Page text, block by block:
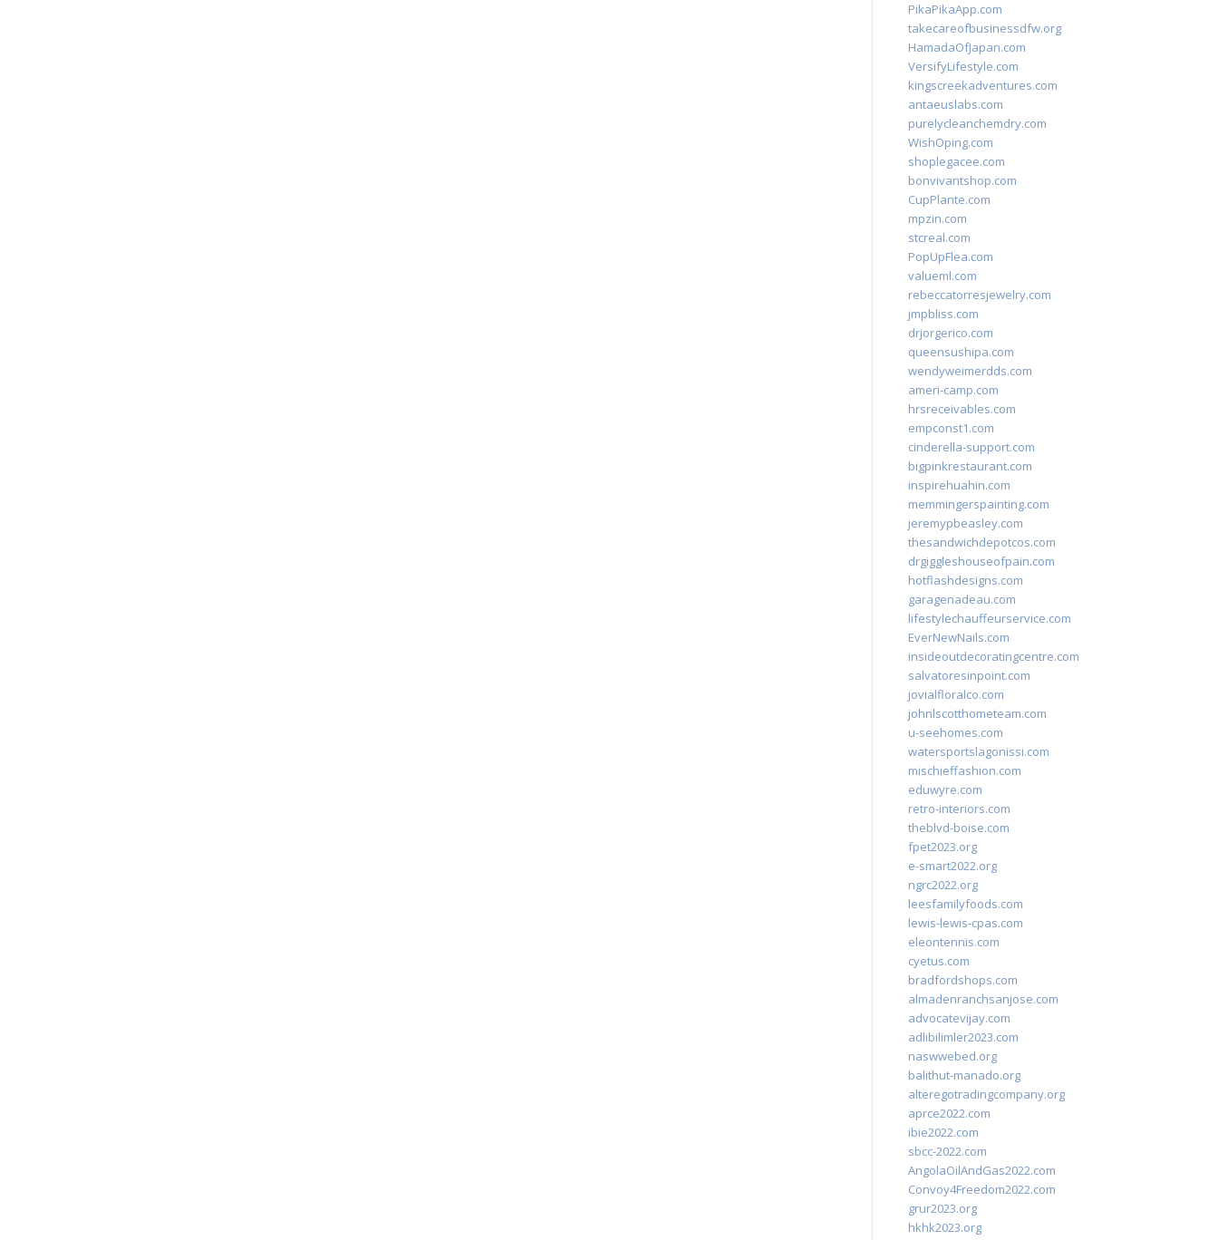
PikaPikaApp.com
takecareofbusinessdfw.org
HamadaOfJapan.com
VersifyLifestyle.com
kingscreekadventures.com
antaeuslabs.com
purelycleanchemdry.com
WishOping.com
shoplegacee.com
bonvivantshop.com
CupPlante.com
mpzin.com
stcreal.com
PopUpFlea.com
valueml.com
rebeccatorresjewelry.com
jmpbliss.com
drjorgerico.com
queensushipa.com
wendyweimerdds.com
ameri-camp.com
hrsreceivables.com
empconst1.com
cinderella-support.com
bigpinkrestaurant.com
inspirehuahin.com
memmingerspainting.com
jeremypbeasley.com
thesandwichdepotcos.com
drgiggleshouseofpain.com
hotflashdesigns.com
garagenadeau.com
lifestylechauffeurservice.com
EverNewNails.com
insideoutdecoratingcentre.com
salvatoresinpoint.com
jovialfloralco.com
johnlscotthometeam.com
u-seehomes.com
watersportslagonissi.com
mischieffashion.com
eduwyre.com
retro-interiors.com
theblvd-boise.com
fpet2023.org
e-smart2022.org
ngrc2022.org
leesfamilyfoods.com
lewis-lewis-cpas.com
eleontennis.com
cyetus.com
bradfordshops.com
almadenranchsanjose.com
advocatevijay.com
adlibilimler2023.com
naswwebed.org
balithut-manado.org
alteregotradingcompany.org
aprce2022.com
ibie2022.com
sbcc-2022.com
AngolaOilAndGas2022.com
Convoy4Freedom2022.com
grur2023.org
hkhk2023.org